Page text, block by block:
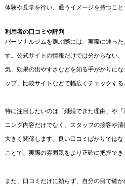
体験や見学を行い、通うイメージを持つこと
利用者の口コミや評判
パーソナルジムを選ぶ際には、実際に通っ
す。公式サイトの情報だけでは分からない
気、効果の出やすさなどを知る手がかりに
ップ、比較サイトなどで幅広くチェックする
特に注目したいのは「継続できた理由」や
ニング内容だけでなく、スタッフの接客や
大きく関係します。良い口コミばかりでは
ことで、実際の雰囲気をより正確に把握でき
また、口コミだけに頼らず、自分の目で確